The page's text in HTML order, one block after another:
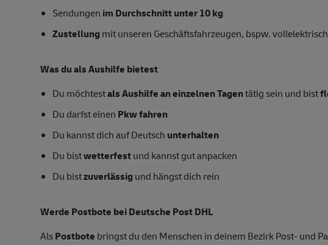
Sendungen im Durchschnitt unter 10 kg
Zustellung mit unseren Geschäftsfahrzeugen, bspw.
Was du als Aushilfe bietest
Du möchtestals Aushilfe an einzelnen Tagentätig sein und bist
Du darfst einen Pkw fahren
Du kannst dich auf Deutsch unterhalten
Du bistwetterfestund kannst gut anpacken
Du bistzuverlässig und hängst dich rein
Werde Postbote bei Deutsche Post DHL
AlsPostbote bringst du den Menschen in deinem Bezirk Post- und